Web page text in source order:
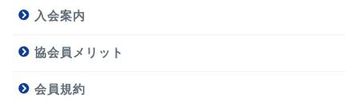
入会案内
協会員メリット
会員規約